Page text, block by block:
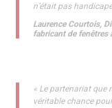
n’était pas
Laurence Courtois,
fabricant de fenêtres
« Le partenariat que
véritable chance